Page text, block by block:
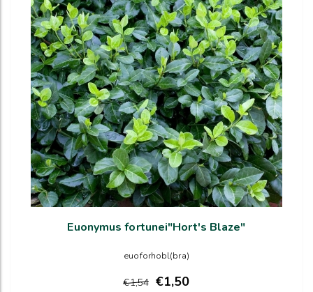
Euonymus fortunei"Hort's Blaze"
euoforhobl(bra)
€1,54 €1,50